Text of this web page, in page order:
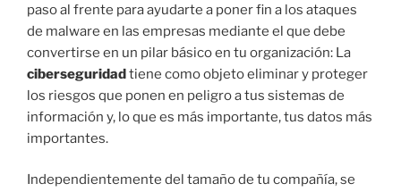
paso al frente para ayudarte a poner fin a los ataques
de malware en las empresas mediante el que debe
convertirse en un pilar básico en tu organización: La
ciberseguridadtiene como objeto eliminar y proteger
los riesgos que ponen en peligro a tus sistemas de
información y, lo que es más importante, tus datos más
importantes.
Independientemente del tamaño de tu compañía, se